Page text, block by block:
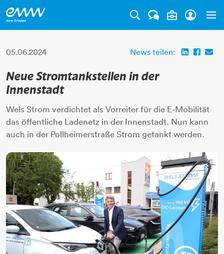
05.06.2024 News teilen:
Neue Stromtankstellen in der
Innenstadt
Wels Strom verdichtet als Vorreiter für die E-Mobilität
das öffentliche Ladenetz in der Innenstadt. Nun kann
auch in der Pollheimerstraße Strom getankt werden.